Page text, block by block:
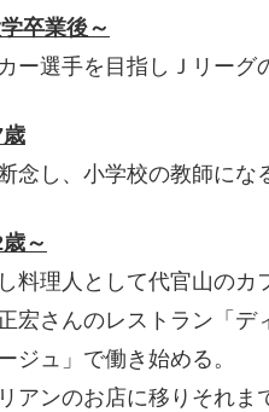
卒業後～
ー選手を目指しＪリーグ
念し、小学校の教師にな
～
料理人として代官山のカ
宏さんのレストラン「
ジュ」で働き始める。
アンのお店に移りそれ